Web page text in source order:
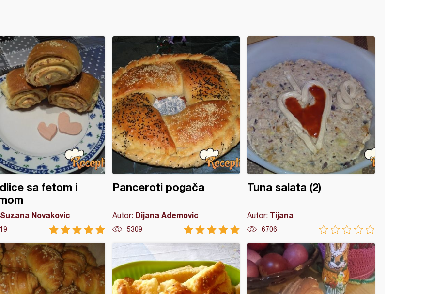
sa fetom i
Suzana Novakovic
Panceroti pogača
Autor: Dijana Ademovic
5309
Tuna salata (2)
Autor: Tijana
6706